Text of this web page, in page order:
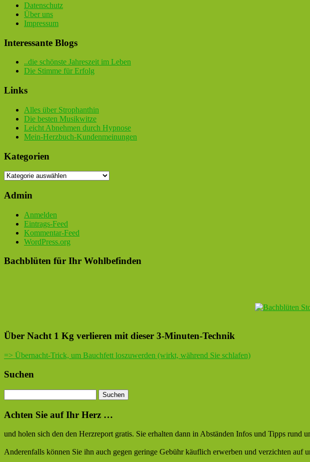
Datenschutz
Über uns
Impressum
Interessante Blogs
..die schönste Jahreszeit im Leben
Die Stimme für Erfolg
Links
Alles über Strophanthin
Die besten Musikwitze
Leicht Abnehmen durch Hypnose
Mein-Herzbuch-Kundenmeinungen
Kategorien
Kategorien
Admin
Anmelden
Eintrags-Feed
Kommentar-Feed
WordPress.org
Bachblüten für Ihr Wohlbefinden
Über Nacht 1 Kg verlieren mit dieser 3-Minuten-Technik
=> Übernacht-Trick, um Bauchfett loszuwerden (wirkt, während Sie schlafen)
Suchen
Achten Sie auf Ihr Herz …
und holen sich den den Herzreport gratis. Sie erhalten dann in Abständen Infos und Tipps rund
Anderenfalls können Sie ihn auch gegen geringe Gebühr käuflich erwerben und verzichten auf